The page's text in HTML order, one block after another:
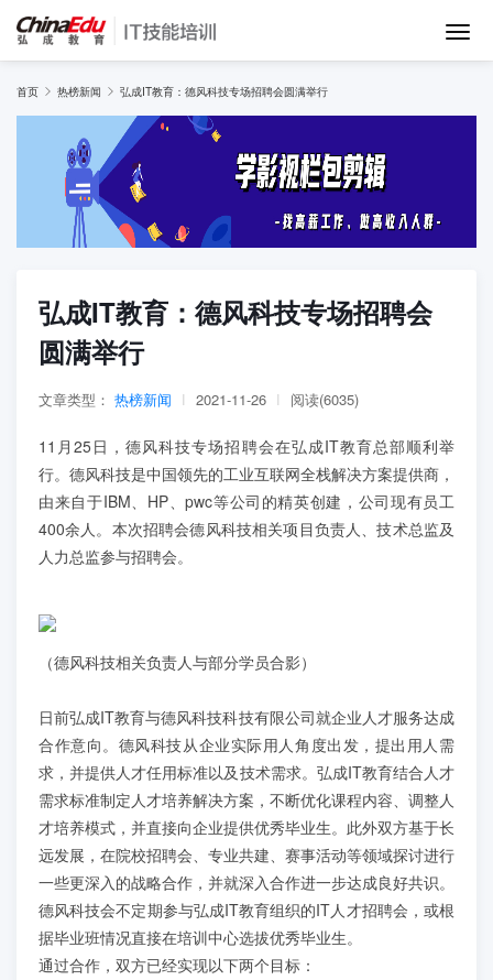
首页
IT培训班
在线网课
教学服务
师资团队
学员案例
人才培养
教育创新产品
首页 热榜新闻 弘成IT教育：德风科技专场招聘会圆满举行
弘成IT教育：德风科技专场招聘会
圆满举行
文章类型： 热榜新闻 | 2021-11-26 | 阅读(6035)
11月25日，德风科技专场招聘会在弘成IT教育总部顺利举
行。德风科技是中国领先的工业互联网全栈解决方案提供商，
由来自于IBM、HP、pwc等公司的精英创建，公司现有员工
400余人。本次招聘会德风科技相关项目负责人、技术总监及
人力总监参与招聘会。
（德风科技相关负责人与部分学员合影）
日前弘成IT教育与德风科技科技有限公司就企业人才服务达成
合作意向。德风科技从企业实际用人角度出发，提出用人需
求，并提供人才任用标准以及技术需求。弘成IT教育结合人才
需求标准制定人才培养解决方案，不断优化课程内容、调整人
才培养模式，并直接向企业提供优秀毕业生。此外双方基于长
远发展，在院校招聘会、专业共建、赛事活动等领域探讨进行
一些更深入的战略合作，并就深入合作进一步达成良好共识。
德风科技会不定期参与弘成IT教育组织的IT人才招聘会，或根
据毕业班情况直接在培训中心选拔优秀毕业生。
通过合作，双方已经实现以下两个目标：